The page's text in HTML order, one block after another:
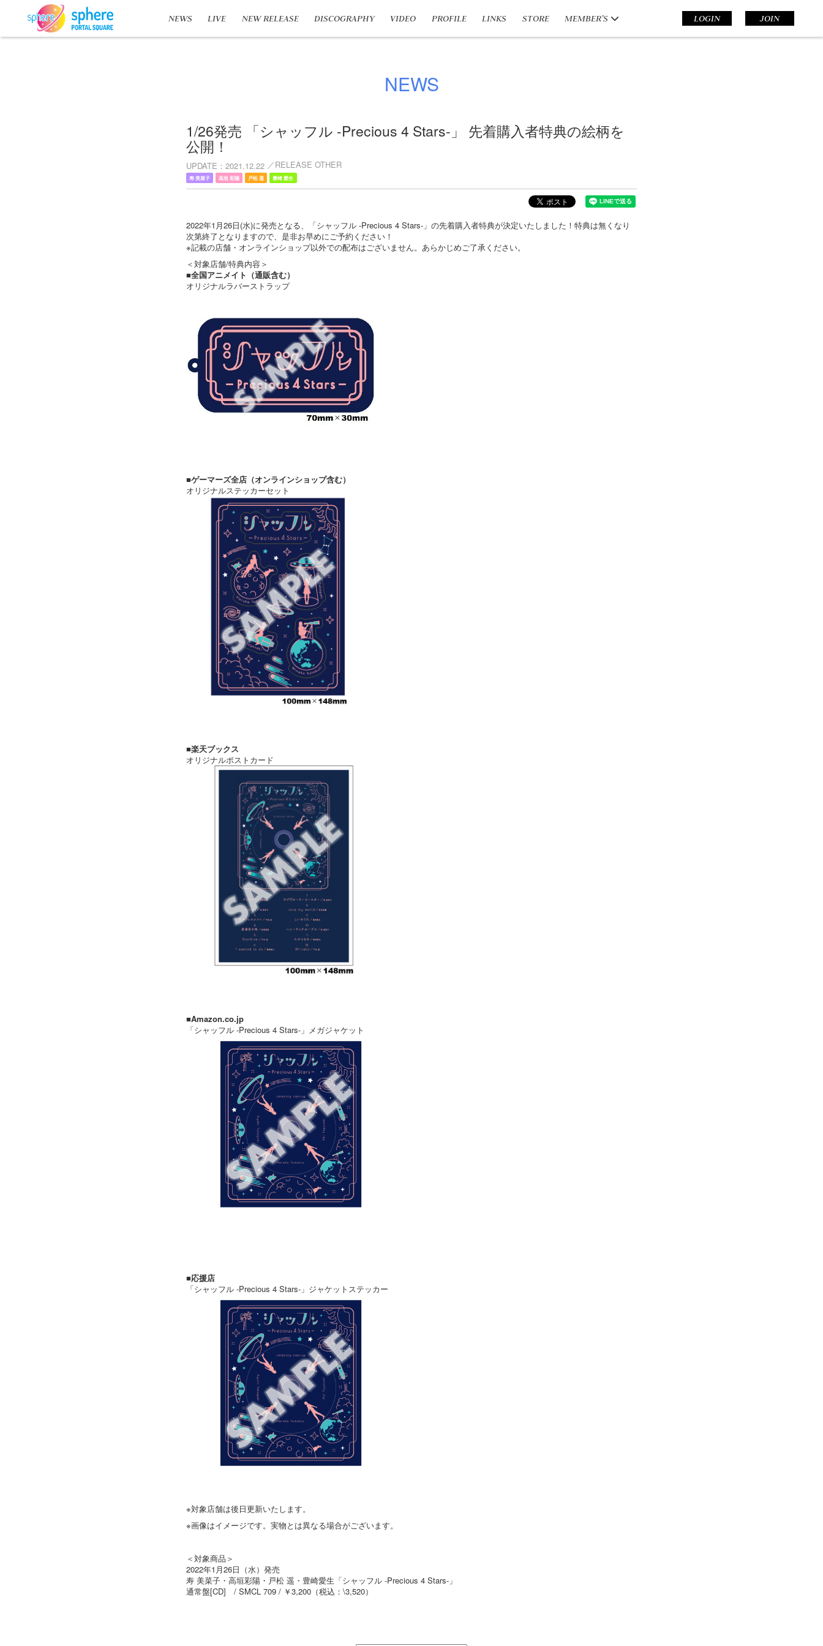
NEWS LIVE NEW RELEASE DISCOGRAPHY VIDEO PROFILE LINKS STORE MEMBER’S LOGIN JOIN
NEWS
1/26発売 「シャッフル -Precious 4 Stars-」 先着購入者特典の絵柄を
公開！
UPDATE 2021.12.22 RELEASE OTHER
寿 美菜子 高垣 彩陽 戸松 遥 豊崎 愛生
2022年1月26日(水)に発売となる、「シャッフル -Precious 4 Stars-」の先着購入者特典が決定いたしました！特典は無くなり
次第終了となりますので、是非お早めにご予約ください！
※記載の店舗・オンラインショップ以外での配布はございません。あらかじめご了承ください。
＜対象店舗/特典内容＞
■全国アニメイト（通販含む）
オリジナルラバーストラップ
■ゲーマーズ全店（オンラインショップ含む）
オリジナルステッカーセット
■楽天ブックス
オリジナルポストカード
■Amazon.co.jp
「シャッフル -Precious 4 Stars-」メガジャケット
■応援店
「シャッフル -Precious 4 Stars-」ジャケットステッカー
※対象店舗は後日更新いたします。
※画像はイメージです。実物とは異なる場合がございます。
＜対象商品＞
2022年1月26日（水）発売
寿 美菜子・高垣彩陽・戸松 遥・豊崎愛生「シャッフル -Precious 4 Stars-」
通常盤[CD] / SMCL 709 / ￥3,200（税込：\3,520）